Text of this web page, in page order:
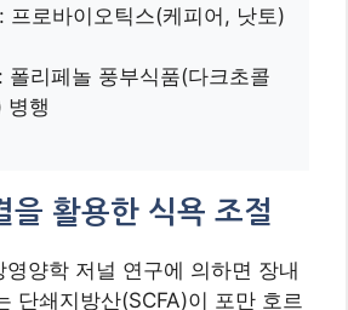
500mg을 추가할 경우 오후 3
감소하는 효과가 관찰되었